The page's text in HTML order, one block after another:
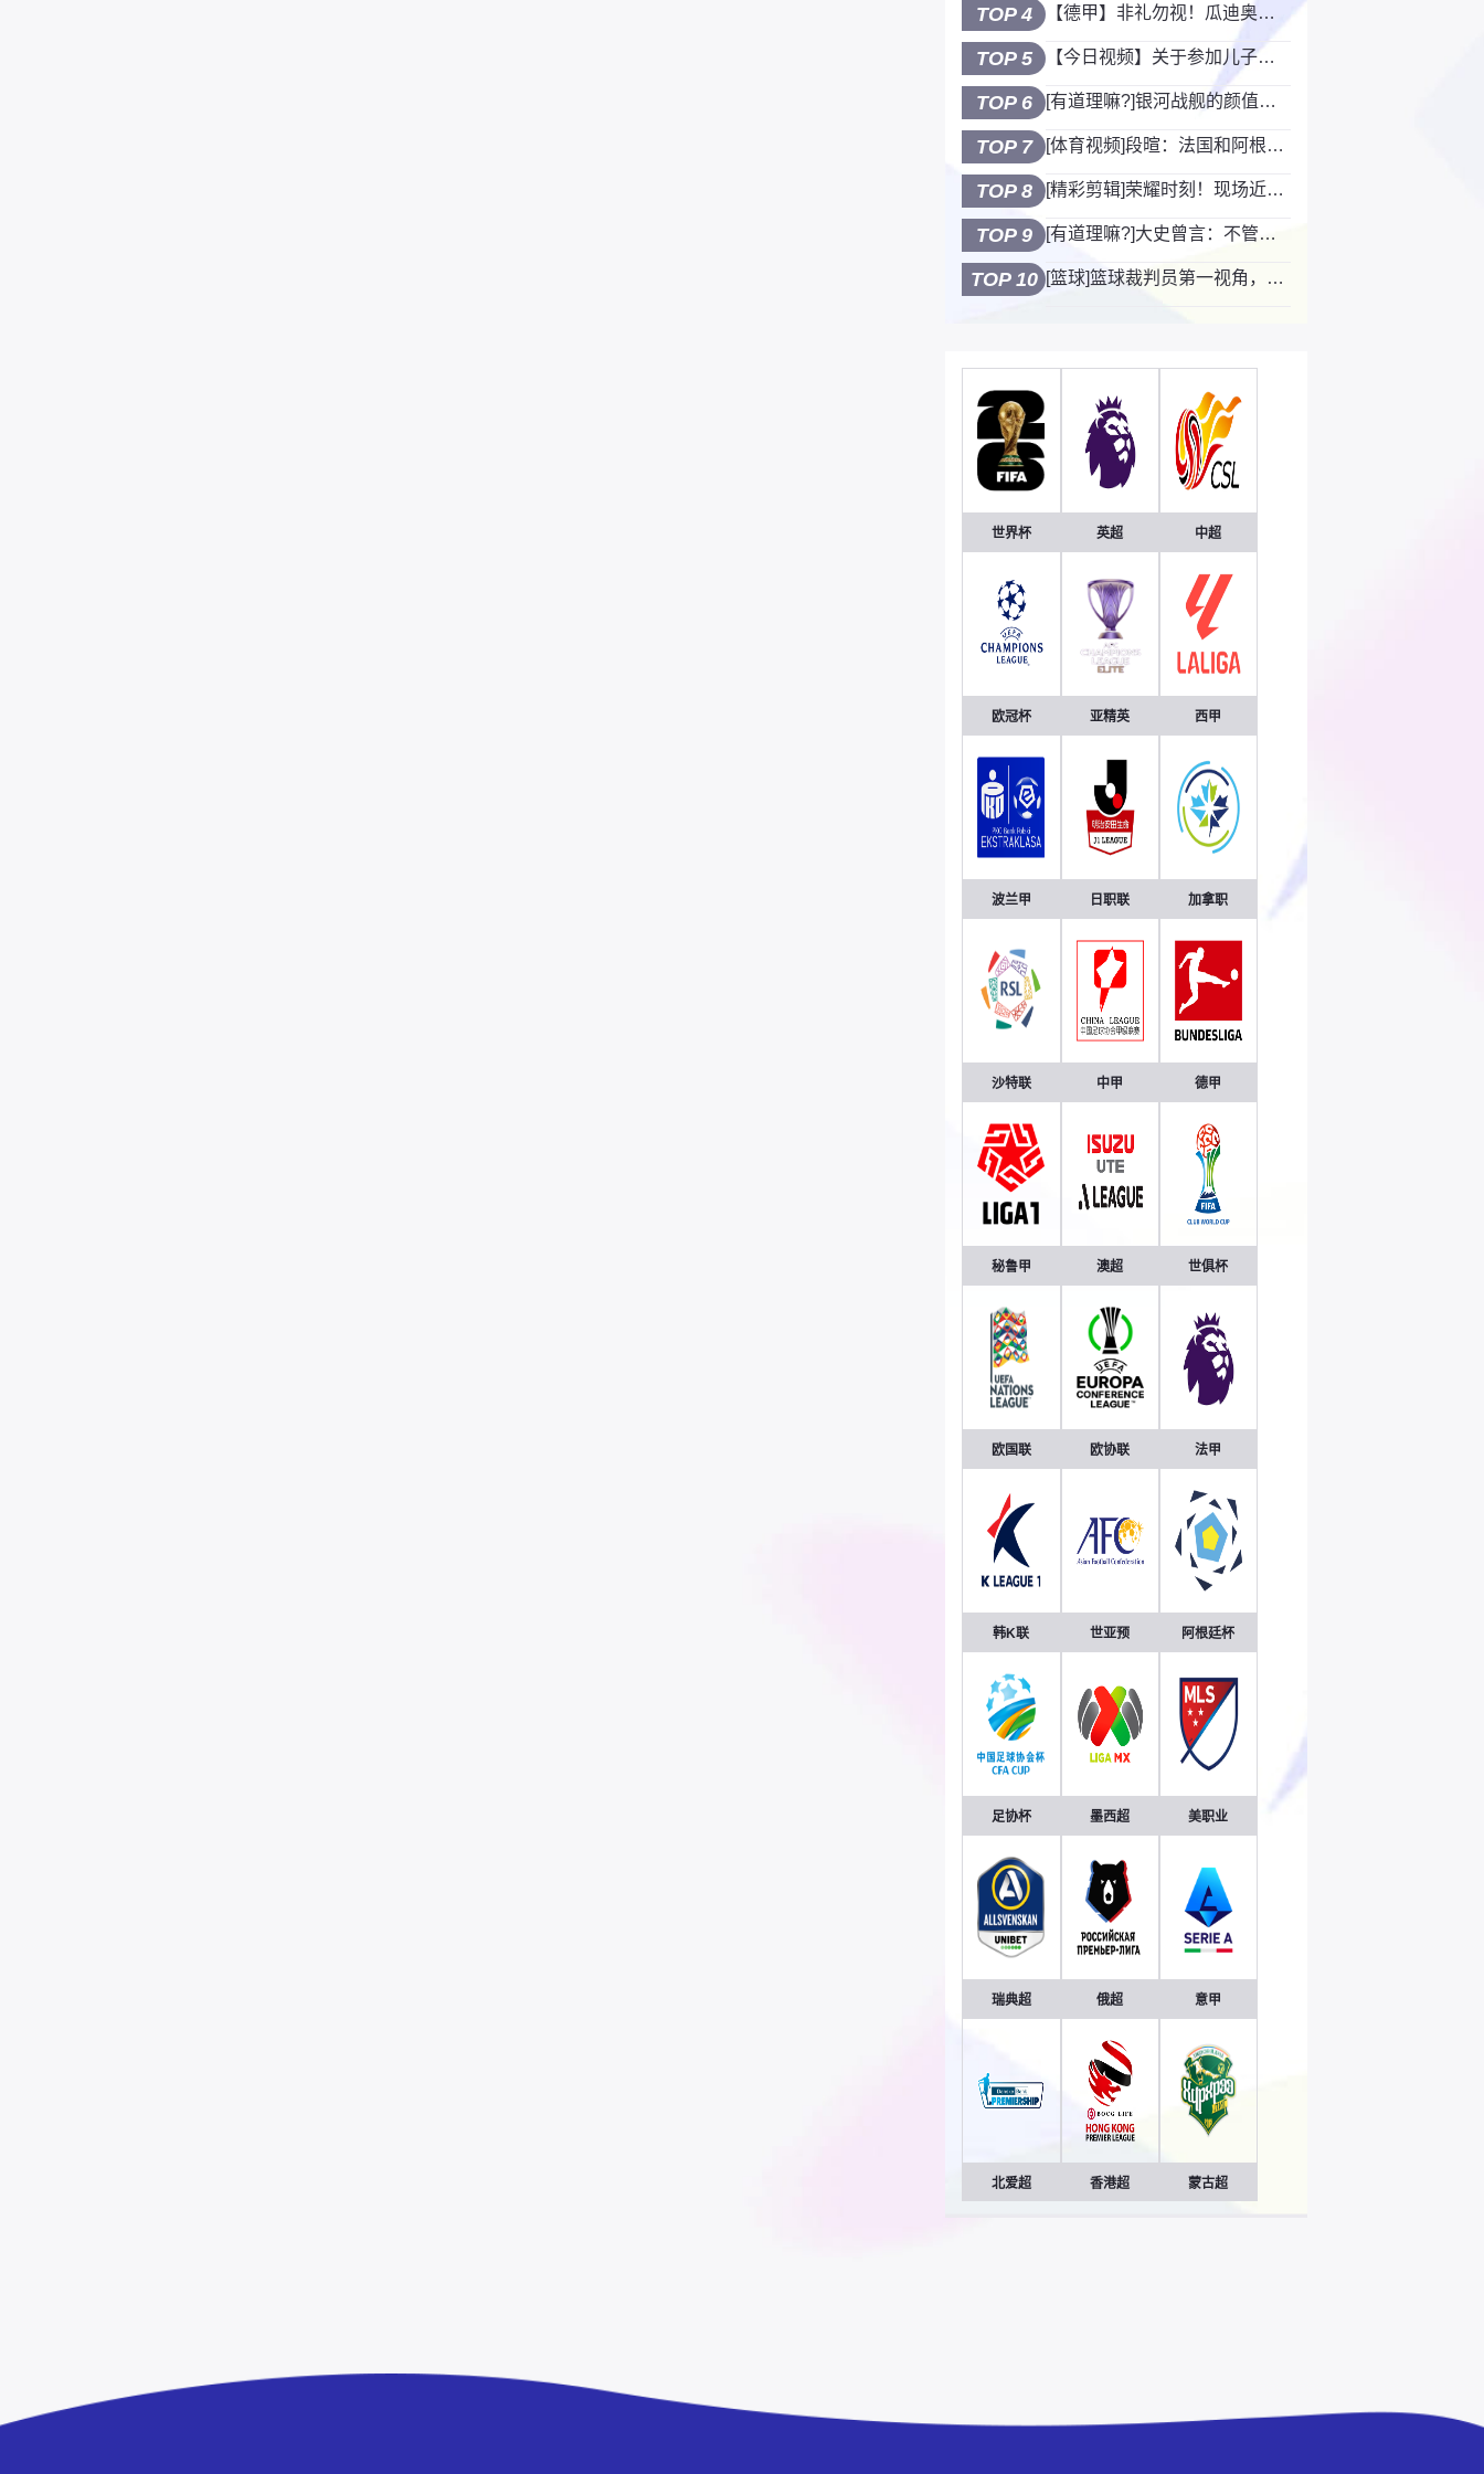
TOP 4 【德甲】非礼勿视！瓜迪奥拉场边搞怪时刻合集！
TOP 5 【今日视频】关于参加儿子学校篮球比赛，裤子都拼掉的这件事！
TOP 6 [有道理嘛?]银河战舰的颜值担当！这俩关系是真好啊，到哪都形影不离
TOP 7 [体育视频]段暄：法国和阿根廷不会会师决赛！完美决赛很难实现，总会有意外
TOP 8 [精彩剪辑]荣耀时刻！现场近距离拍摄C罗捧杯冠军奖杯庆祝！
TOP 9 [有道理嘛?]大史曾言：不管坎宁安在与不在，骑士在季后赛都必杀活塞
TOP 10 [篮球]篮球裁判员第一视角，带您云执裁（3人制执裁）看看你判对了吗？
世界杯 英超 中超
欧冠杯 亚精英 西甲
波兰甲 日职联 加拿职
沙特联 中甲 德甲
秘鲁甲 澳超 世俱杯
欧国联 欧协联 法甲
韩K联 世亚预 阿根廷杯
足协杯 墨西超 美职业
瑞典超 俄超 意甲
北爱超 香港超 蒙古超